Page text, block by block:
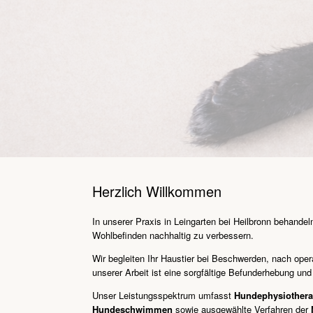
Herzlich Willkommen
In unserer Praxis in Leingarten bei Heilbronn
Wohlbefinden nachhaltig zu verbessern.
Wir begleiten Ihr Haustier bei Beschwerden, nach
unserer Arbeit ist eine sorgfältige Befunderhebung
Unser Leistungsspektrum umfasst
Hundeschwimmen sowie ausgewählte Verfahren der